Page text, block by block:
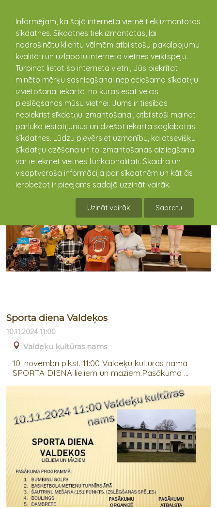
Informējam, ka šajā interneta vietnē tiek izmantotas
sīkdatnes. Sīkdatnes tiek izmantotas, lai
nodrošinātu klientu vēlmēm atbilstošu pakalpojumu
kvalitāti un uzlabotu interneta vietnes veiktspēju.
Turpinot lietot šo interneta vietni, Jūs piekrītat
minēto mērķu sasniegšanai nepieciešamo sīkdatņu
izvietošanai iekārtā, no kuras esat veicis
pieslēgšanos mūsu vietnei. Jums ir tiesības
nepiekrist sīkdatņu izmantošanai, atbilstoši mainot
pārlūka iestatījumus un dzēšot iekārtā saglabātās
sīkdatnes. Lūdzu pievērsiet uzmanību, ka atsevišķu
sīkdatņu dzēšana un to izmantošanas aizliegšana
var ietekmēt vietnes funkcionalitāti. Skaidra un
visaptveroša informācija par sīkdatnēm un kāt ās
ierobežot ir pieejams sadaļā uzzināt vairāk.
Uzināt vairāk Sapratu
kandava.lv
Sports
Zemītē aizvadīta sporta pēcpusdiena
27.10.2024 13:00
Svētdien, 27. oktobrī, Zemītes tautas namā
pulcējās dažāda vecuma sporta entuziasti, lai
piedalītos sportiskā un jautrā pasākumā – ...
Sporta diena Valdeķos
10.11.2024 11:00
Valdeķu kultūras nams
10. novembrī plkst. 11:00 Valdeķu kultūras namā
SPORTA DIENA lieliem un maziem.Pasākuma ...